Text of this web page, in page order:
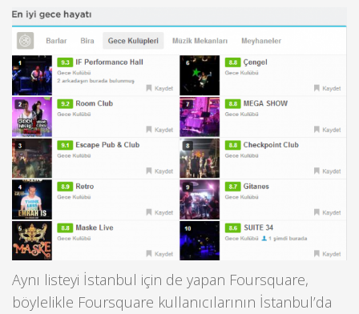
Aynı listeyi İstanbul için de yapan Foursquare,
böylelikle Foursquare kullanıcılarının İstanbul’da